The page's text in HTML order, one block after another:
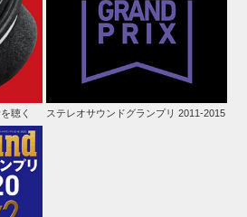
聴く ステレオサウンドグランプリ 2011-2015